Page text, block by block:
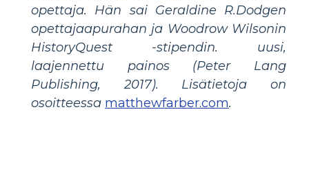
opettaja. Hän sai Geraldine R.Dodgen
opettajaapurahan ja Woodrow Wilsonin
HistoryQuest -stipendin.
uusi,
laajennettu painos
(Peter Lang
Publishing, 2017). Lisätietoja on
osoitteessa matthewfarber.com.